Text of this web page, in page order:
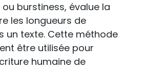
ou burstiness, évalue la
les longueurs de
un texte. Cette méthode
être utilisée pour
humaine de